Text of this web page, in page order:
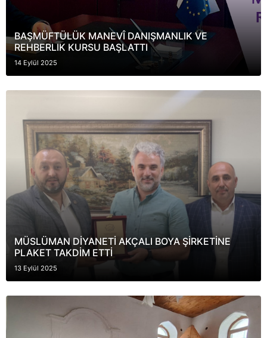
BAŞMÜFTÜLÜK MANEVÎ DANIŞMANLIK VE
REHBERLIK KURSU BAŞLATTI
14 Eylül 2025
MÜSLÜMAN DİYANETİ AKÇALI BOYA ŞİRKETİNE
PLAKET TAKDİM ETTİ
13 Eylül 2025